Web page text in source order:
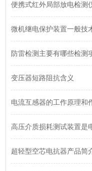
便携式红外局部放电检测
微机继电保护装置一般技
防雷检测主要有哪些检测
变压器短路阻抗含义
电流互感器的工作原理和
高压介质损耗测试装置是
超轻型空芯电抗器产品简